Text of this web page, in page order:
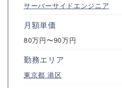
サーバーサイドエンジニア
月額単価
80万円〜90万円
勤務エリア
東京都 港区